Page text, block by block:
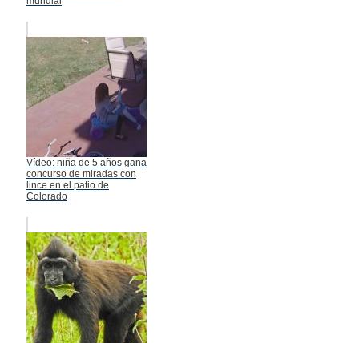
Vídeo: niña de 5 años gana
concurso de miradas con
lince en el patio de
Colorado